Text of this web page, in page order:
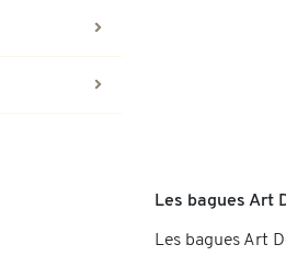
Les bagues Art
Les bagues Art